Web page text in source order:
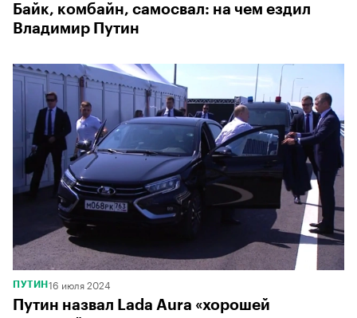
Байк, комбайн, самосвал: на чем ездил
Владимир Путин
ПУТИН 16 июля 2024
Путин назвал Lada Aura «хорошей